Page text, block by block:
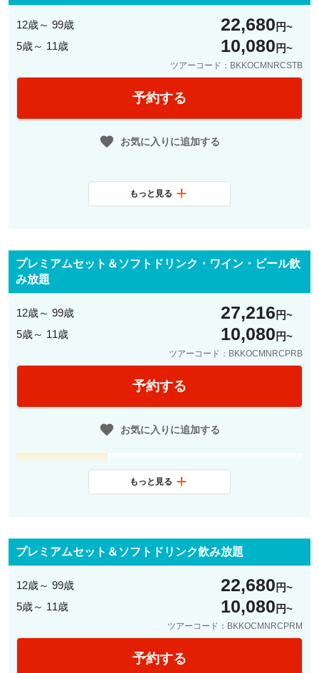
12歳～ 99歳 22,680 円
5歳～ 11歳
10,080 円
ツアーコード：BKKOCMNRCSTB
予約する
お気に入りに追加する
夕食1回
送迎
料金に含まれ
スタンダードセットメニュー＆ソ
フトドリンク・ハウスワイン・ビ
※飲み放題は、セレクトメニュー
の中からお選びいただけます。
セレクトメニューに含まれていな
にてご精算をお願いいたします。
フトドリンク飲み放題付きです。
もっと見る
プレミアムセット＆ソフトドリンク・ワイン・ビール飲
み放題
12歳～ 99歳 27,216 円
5歳～ 11歳
10,080 円
ツアーコード：BKKOCMNRCPRB
予約する
お気に入りに追加する
チェックイン
アナンタラ・リバーサイド発着
ッペをご用意しております。
インのお手続きお願い申し上げま
チャオプラヤー川沿いの観光スポッ
もっと見る
プレミアムセット＆ソフトドリンク飲み放題
12歳～ 99歳 22,680 円
5歳～ 11歳
10,080 円
ツアーコード：BKKOCMNRCPRM
予約する